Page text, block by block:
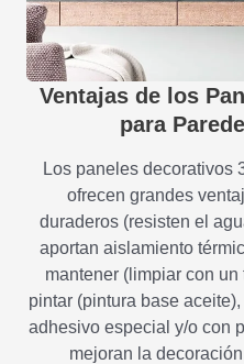
Ventajas de los
para
Los paneles decorativos
ofrecen grandes
duraderos (resisten el
aportan aislamiento
mantener (limpiar con
pintar (pintura base
adhesivo especial y/o con
mejoran la